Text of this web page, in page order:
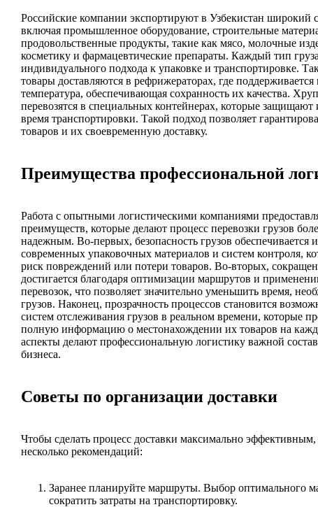
Российские компании экспортируют в Узбекистан широкий
включая промышленное оборудование, строительные
продовольственные продукты, такие как мясо, молочные
косметику и фармацевтические препараты. Каждый тип
индивидуального подхода к упаковке и транспортировке.
товары доставляются в рефрижераторах, где поддерживается
температура, обеспечивающая сохранность их качества.
перевозятся в специальных контейнерах, которые
время транспортировки. Такой подход позволяет
товаров и их своевременную доставку.
Преимущества профессиональной
Работа с опытными логистическими компаниями
преимуществ, которые делают процесс перевозки грузов
надежным. Во-первых, безопасность грузов обеспечивается
современных упаковочных материалов и систем контроля,
риск повреждений или потери товаров. Во-вторых,
достигается благодаря оптимизации маршрутов и
перевозок, что позволяет значительно уменьшить время,
грузов. Наконец, прозрачность процессов становится
систем отслеживания грузов в реальном времени, которые
полную информацию о местонахождении их товаров на
аспекты делают профессиональную логистику важной
бизнеса.
Советы по организации доставки
Чтобы сделать процесс доставки максимально эффективным,
несколько рекомендаций:
Заранее планируйте маршруты. Выбор оптимального
сократить затраты на транспортировку.